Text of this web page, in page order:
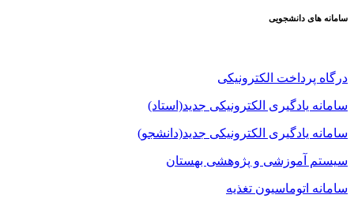
سامانه های دانشجویی
درگاه پرداخت الکترونیکی
سامانه یادگیری الکترونیکی جدید(استاد)
سامانه یادگیری الکترونیکی جدید(دانشجو)
سیستم آموزشی و پژوهشی بهستان
سامانه اتوماسیون تغذیه